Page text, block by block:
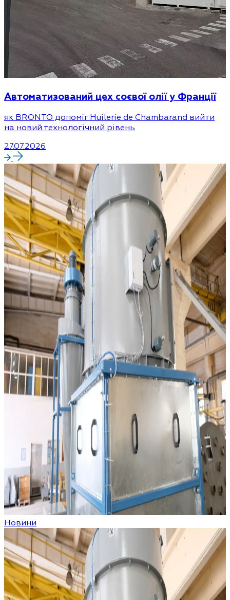
Автоматизований цех соєвої олії у Франції
як BRONTO допоміг Huilerie de Chambarand вийти
на новий технологічний рівень
27.07.2026
Новини